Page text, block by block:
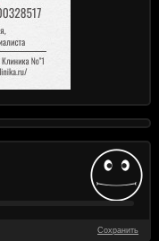
Сохранить